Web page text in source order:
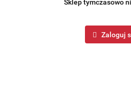
Sklep tymczasowo
Zaloguj